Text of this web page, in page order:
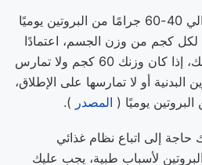
يحتاج جسمك عادةً إلى حوالي 40-60 جرامًا من البروتين يوميًا
لكل كجم من وزن الجسم، اعتمادًا
على مستوى النشاط) . لذلك، إذا كان وزنك 60 كجم ولا تمارس
البدنية أو لا تمارسها على الإطلاق،
المصدر ).
حاجة إلى اتباع نظام غذائي
لأسباب طبية، يجب عليك